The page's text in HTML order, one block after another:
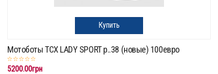
Купить
Мотоботы TCX LADY SPORT p..38 (новые) 100евро
5200.00грн